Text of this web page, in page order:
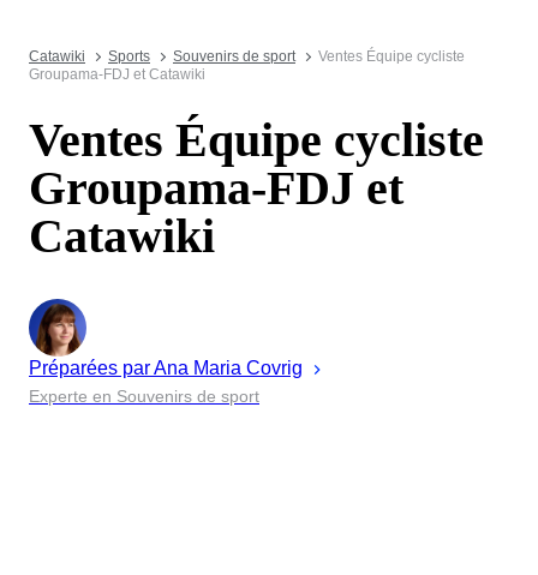
Catawiki Sports Souvenirs de sport
Ventes Équipe cycliste
Groupama-FDJ et Catawiki
Ventes Équipe cycliste
Groupama-FDJ et
Catawiki
Préparées parAna Maria Covrig
Experte en Souvenirs de sport